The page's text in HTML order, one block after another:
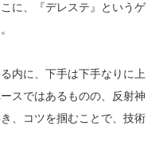
に、『デレステ』というゲ
内に、下手は下手なりに上
スではあるものの、反射神
、コツを掴むことで、技術